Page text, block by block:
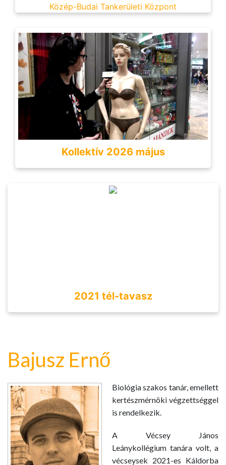
Közép-Budai Tankerületi Központ
Kollektív 2026 május
2021 tél-tavasz
Bajusz Ernő
Biológia szakos tanár, emellett
kertészmérnöki végzettséggel
is rendelkezik.
A Vécsey János
Leánykollégium tanára volt, a
vécseysek 2021-es Káldorba